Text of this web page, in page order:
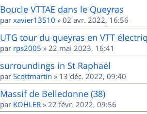
Boucle VTTAE dans le Queyras
par xavier13510 » 02 avr. 2022, 16:56
UTG tour du queyras en VTT
par rps2005 » 22 mai 2023, 16:41
surroundings in St Raphaël
par Scottmartin » 13 déc. 2022, 09:40
Massif de Belledonne (38)
par KOHLER » 22 févr. 2022, 09:56